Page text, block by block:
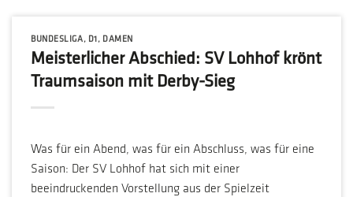
BUNDESLIGA, D1 , DAMEN
Meisterlicher Abschied: SV Lohhof krönt
Traumsaison mit Derby-Sieg
Was für ein Abend, was für ein Abschluss, was für eine
Saison: Der SV Lohhof hat sich mit einer
beeindruckenden Vorstellung aus der Spielzeit